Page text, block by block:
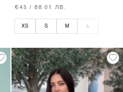
€45 / 88.01 ЛВ.
XS S M L